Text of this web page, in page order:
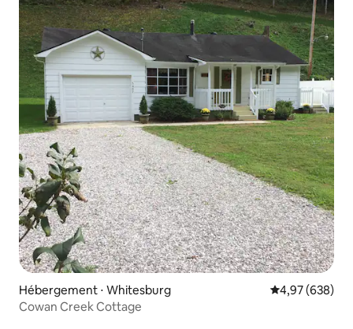
Hébergement ⋅ Whitesburg Évaluation
4,97 (638)
Cowan Creek Cottage